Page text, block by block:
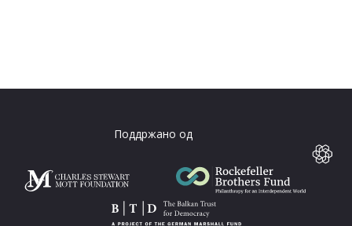
Поддржано од